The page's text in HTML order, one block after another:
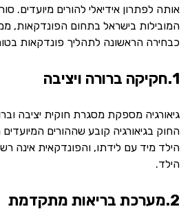
אותה לפתרון אידיאלי להורים מיועדים.
המובילות בישראל בתחום הפונדקאות,
כבחירה הראשונה לתהליך פונדקאות
1.חקיקה ברורה ויציבה
גיאורגיה מספקת מסגרת חוקית יציבה
החוק בגיאורגיה קובע שההורים
הילד מיד עם לידתו, והפונדקאית אינה
הילד.
2.מערכת בריאות מתקדמת